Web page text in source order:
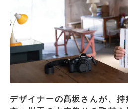
デザイナーの髙坂さんが、持